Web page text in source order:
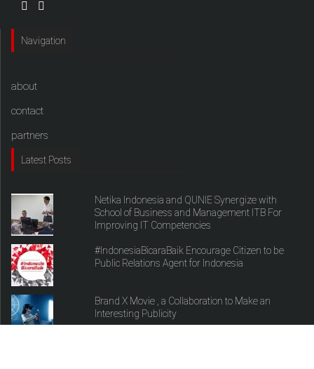
Navigation
about
contact
partners
Latest Posts
Netika Indonesia and QUNIE Synergize with
School of Business and Management ITB For
Improving IT Competencies
#IndonesiaBicaraBaik Encourage Citizen to be
Public Relations Agent for Indonesia
Brand X Movie , a Collaboration to Make an
Interesting Publicity